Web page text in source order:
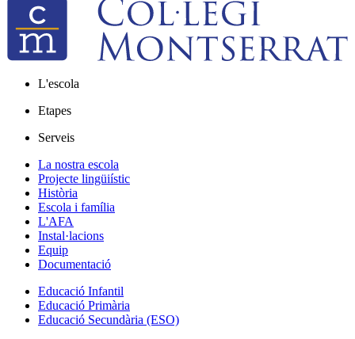
L'escola
Etapes
Serveis
La nostra escola
Projecte lingüiístic
Història
Escola i família
L'AFA
Instal·lacions
Equip
Documentació
Educació Infantil
Educació Primària
Educació Secundària (ESO)